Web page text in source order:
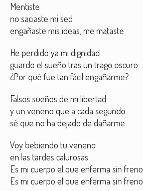
Mentiste
no saciaste mi sed
engañaste mis ideas, me mataste
He perdido ya mi dignidad
guardo el sueño tras un trago oscuro
¿Por qué fue tan fácil engañarme?
Falsos sueños de mi libertad
y un veneno que a cada segundo
sé que no ha dejado de dañarme
Voy bebiendo tu veneno
en las tardes calurosas
Es mi cuerpo el que enferma sin freno
Es mi cuerpo el que enferma sin freno